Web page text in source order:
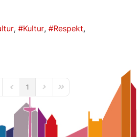
Kultur
Respekt
PagePrevious Page
1 Next PageLast Page